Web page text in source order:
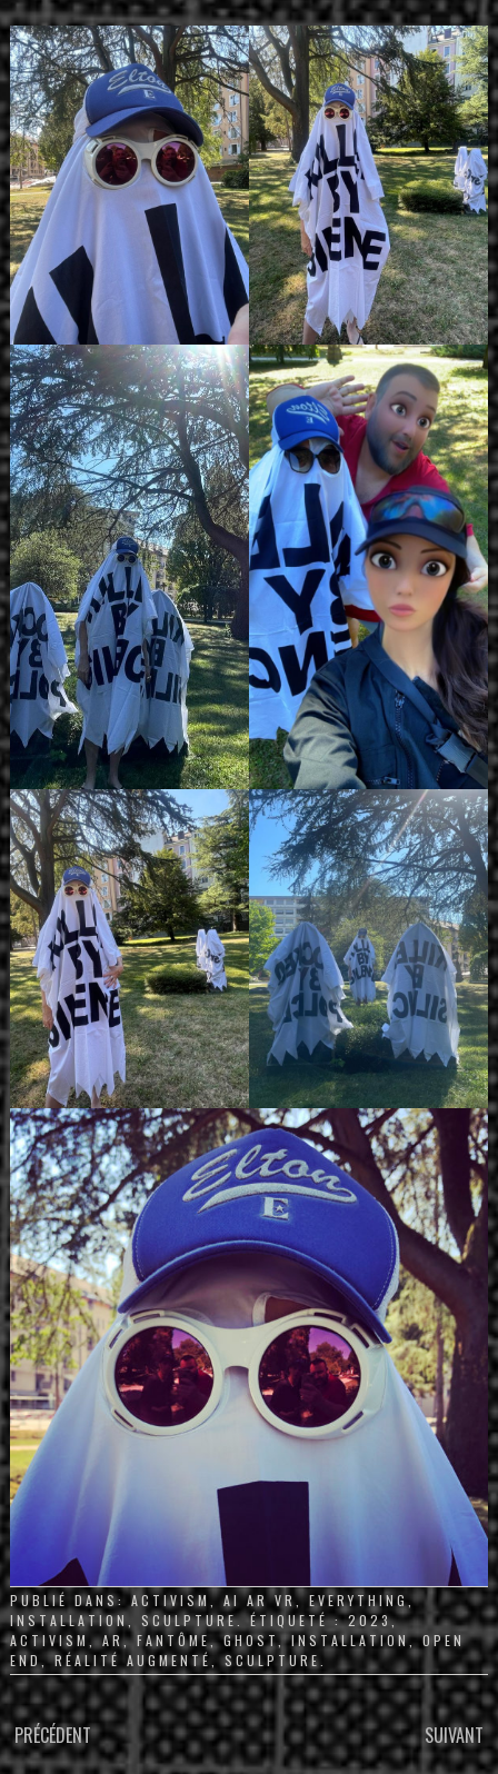
PUBLIÉ DANS: ACTIVISM ,AI AR VR,EVERYTHING ,
INSTALLATION
SCULPTURE. ÉTIQUETÉ :2023,
ACTIVISM ,AR,FANTÔME,GHOST ,INSTALLATION,OPEN
END ,RÉALITÉ AUGMENTÉ ,SCULPTURE .
PARCOURIR
PRÉCÉDENT SUIVANT